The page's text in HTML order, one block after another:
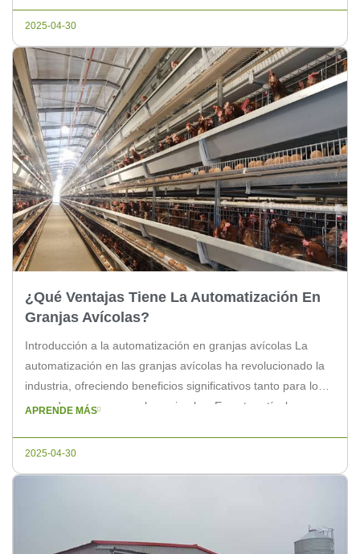
monótonas de […]
2025-04-30
¿Qué Ventajas Tiene La Automatización En
Granjas Avícolas?
Introducción a la automatización en granjas avícolas La
automatización en las granjas avícolas ha revolucionado la
industria, ofreciendo beneficios significativos tanto para los
operadores como para los animales. En este artículo,
APRENDE MÁS
2025-04-30